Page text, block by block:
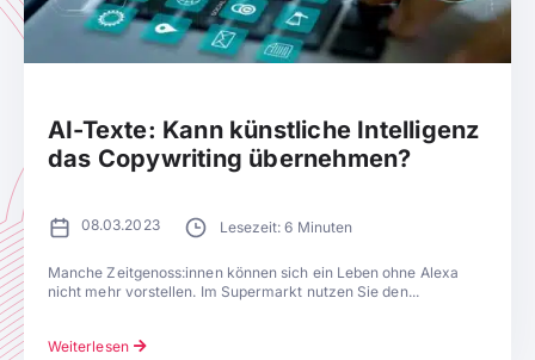
AI-Texte: Kann künstliche Intelligenz
das Copywriting übernehmen?
08.03.2023 Lesezeit: 6 Minuten
Manche Zeitgenoss:innen können sich ein Leben ohne Alexa
nicht mehr vorstellen. Im Supermarkt nutzen Sie den...
Weiterlesen